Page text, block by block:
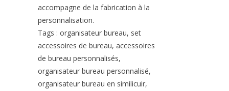
accompagne de la fabrication à la
personnalisation.
Tags : organisateur bureau, set
accessoires de bureau, accessoires
de bureau personnalisés,
organisateur bureau personnalisé,
organisateur bureau en similicuir,